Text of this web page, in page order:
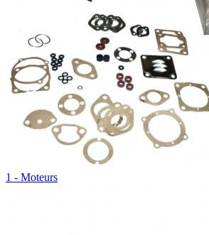
1 - Moteurs